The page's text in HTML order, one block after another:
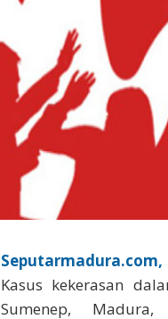
Kasus kekerasan
Sumenep,